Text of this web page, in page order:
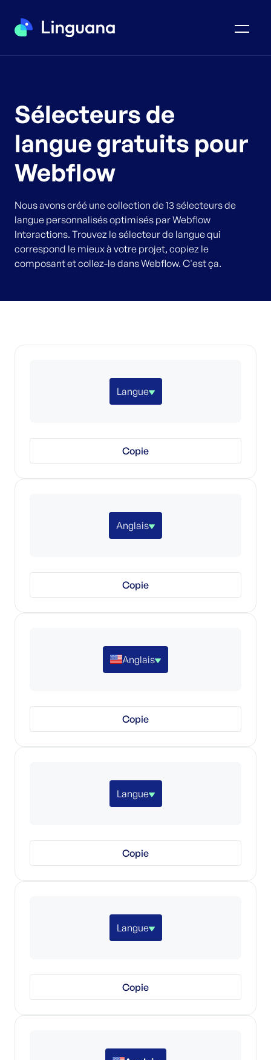
Sélecteurs de
langue gratuits pour
Webflow
Nous avons créé une collection de 13 sélecteurs de
langue personnalisés optimisés par Webflow
Interactions. Trouvez le sélecteur de langue qui
correspond le mieux à votre projet, copiez le
composant et collez-le dans Webflow. C'est ça.
Langue
Copie
Anglais
Copie
Anglais
Copie
Langue
Copie
Langue
Copie